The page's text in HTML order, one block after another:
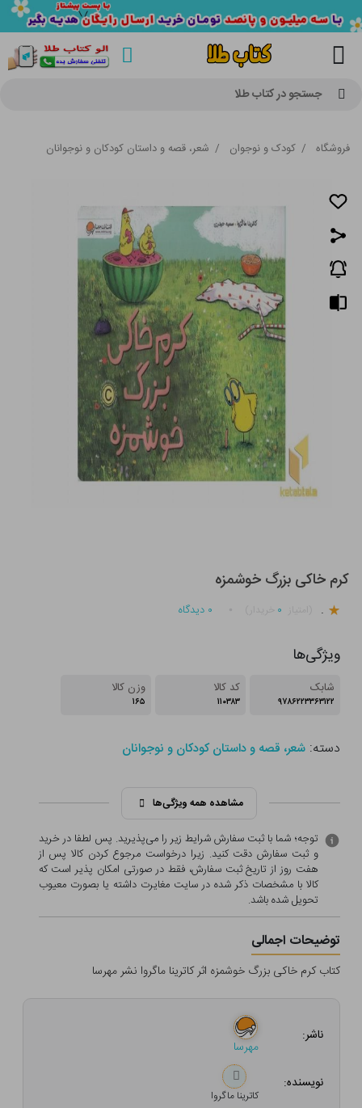
جستجو در کتاب طلا
فروشگاه / کودک و نوجوان / شعر، قصه و داستان کودکان و نوجوانان
کرم خاکی بزرگ خوشمزه
. ۰ ۰ دیدگاه
ویژگی‌ها
شابک
۹۷۸۶۲۲۳۳۶۳۱۲۲
کد کالا
۱۱۰۳۸۳
وزن کالا
۱۶۵
دسته:شعر، قصه و داستان کودکان و نوجوانان
مشاهده همه ویژگی‌ها
توجه؛ شما با ثبت سفارش شرایط زیر را می‌پذیرید. پس لطفا در خرید
و ثبت سفارش دقت کنید. زیرا درخواست مرجوع کردن کالا پس از
هفت روز از تاریخ ثبت سفارش، فقط در صورتی امکان پذیر است که
کالا با مشخصات ذکر شده در سایت مغایرت داشته یا بصورت معيوب
تحویل شده باشد.
توضیحات اجمالی
کتاب کرم خاکی بزرگ خوشمزه اثر کاترینا ماگروا نشر مهرسا
ناشر:
مهرسا
نویسنده:
کاترینا ماگروا